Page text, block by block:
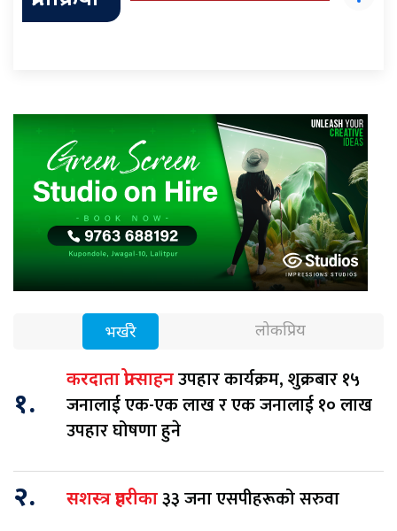
भर्खरै लोकप्रिय
१.
करदाता प्रोत्साहनउपहार कार्यक्रम, शुक्रबार १५
जनालाई एक-एक लाख र एक जनालाई १० लाख
उपहार घोषणा हुने
२. सशस्त्र प्रहरीका३३ जना एसपीहरूको सरुवा